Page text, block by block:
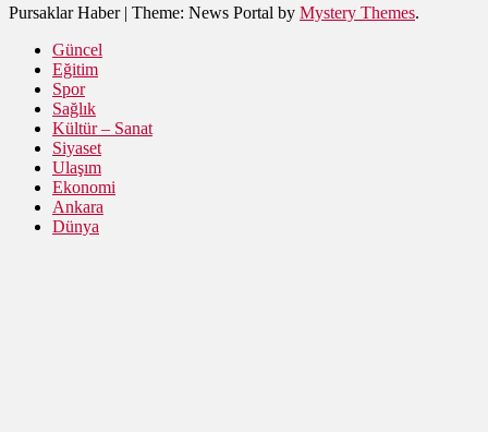
Pursaklar Haber | Theme: News Portal by Mystery Themes.
Güncel
Eğitim
Spor
Sağlık
Kültür – Sanat
Siyaset
Ulaşım
Ekonomi
Ankara
Dünya